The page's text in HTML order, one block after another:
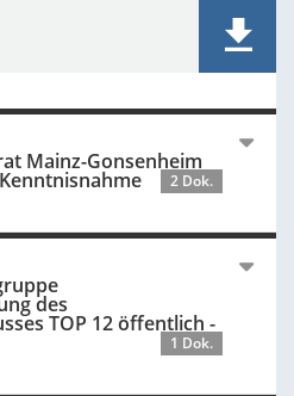
Mainz-Gonsenheim
2 Dok.
des
TOP 12 öffentlich -
1 Dok.